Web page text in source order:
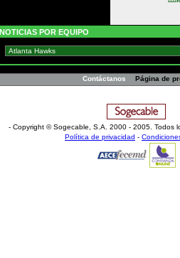
NOTICIAS POR EQUIPO
Contáctanos Página de
- Copyright © Sogecable, S.A. 2000 - 2005. Todos
Política de privacidad -